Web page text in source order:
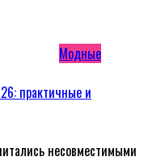
Модные
практичные и
несовместимыми